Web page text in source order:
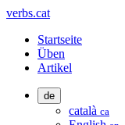
verbs.cat
Startseite
Üben
Artikel
de
català ca